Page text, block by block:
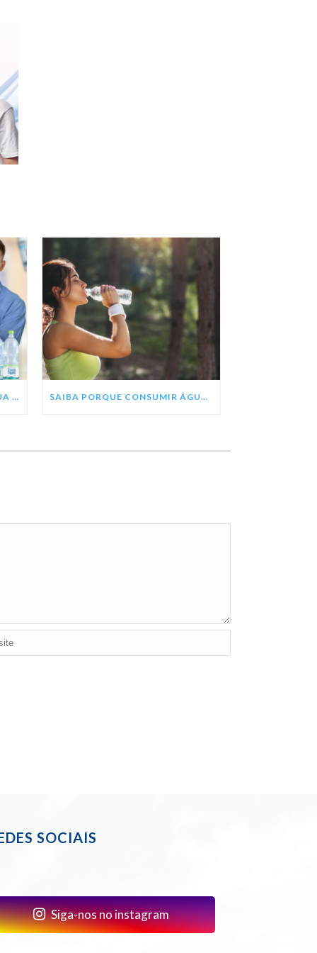
SEJA UM REVENDEDOR DE ÁGUA MINERAL TREZE TÍLIAS SAIBA PORQUE CONSUMIR ÁGUA MINERAL COM PH ALCALINO
SOCIAIS
Siga-nos no instagram